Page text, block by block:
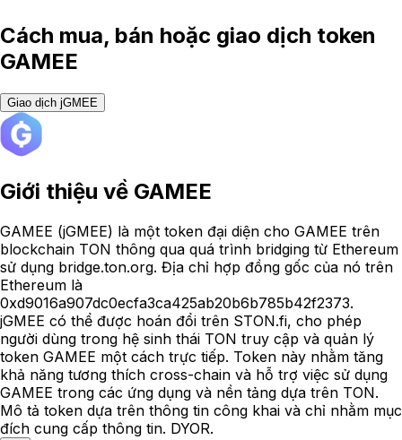
Cách mua, bán hoặc giao dịch token
GAMEE
Giao dịch jGMEE
Giới thiệu về GAMEE
GAMEE (jGMEE) là một token đại diện cho GAMEE trên
blockchain TON thông qua quá trình bridging từ Ethereum
sử dụng bridge.ton.org. Địa chỉ hợp đồng gốc của nó trên
Ethereum là
0xd9016a907dc0ecfa3ca425ab20b6b785b42f2373.
jGMEE có thể được hoán đổi trên STON.fi, cho phép
người dùng trong hệ sinh thái TON truy cập và quản lý
token GAMEE một cách trực tiếp. Token này nhằm tăng
khả năng tương thích cross-chain và hỗ trợ việc sử dụng
GAMEE trong các ứng dụng và nền tảng dựa trên TON.
Mô tả token dựa trên thông tin công khai và chỉ nhằm mục
đích cung cấp thông tin. DYOR.